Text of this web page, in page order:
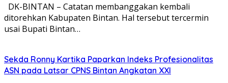
DK-BINTAN – Catatan membanggakan kembali
ditorehkan Kabupaten Bintan. Hal tersebut tercermin
usai Bupati Bintan…
Sekda Ronny Kartika Paparkan Indeks Profesionalitas
ASN pada Latsar CPNS Bintan Angkatan XXI